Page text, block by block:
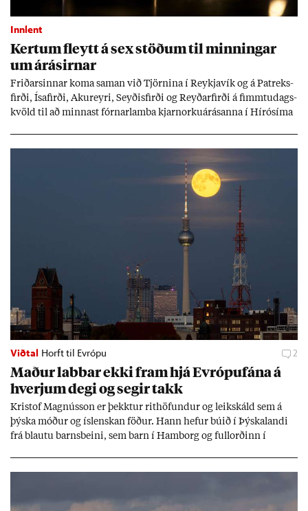
Innlent
Kert­um fleytt á sex stöð­um til minn­ing­ar
um árás­irn­ar
Frið­arsinn­ar koma sam­an við Tjörn­ina í Reykja­vík og á Pat­reks­
firði, Ísa­firði, Ak­ur­eyri, Seyð­is­firði og Reyð­ar­firði á fimmtu­dags­
kvöld til að minn­ast fórn­ar­lamba kjarn­orku­árás­anna í Hírósíma
Viðtal Horft til Evrópu 2
Mað­ur labb­ar ekki fram hjá Evr­ópuf­ána á
hverj­um degi og seg­ir takk
Kri­stof Magnús­son er þekkt­ur rit­höf­und­ur og leik­skáld sem á
þýska móð­ur og ís­lensk­an föð­ur. Hann hef­ur bú­ið í Þýskalandi
frá blautu barns­beini, sem barn í Ham­borg og full­orð­inn í